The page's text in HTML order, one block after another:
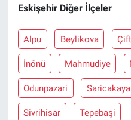
Eskişehir Diğer İlçeler
Alpu Beylikova
İnönü Mahmudiye
Odunpazari Saricakaya
Sivrihisar Tepebaşi